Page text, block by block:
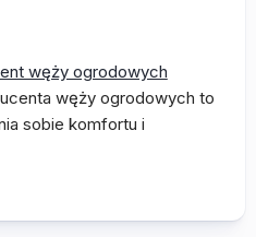
węży ogrodowych
węży ogrodowych to
sobie komfortu i